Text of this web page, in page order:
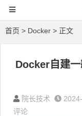
首页 > Docker > 正文
Docker自建
院长技术
评论